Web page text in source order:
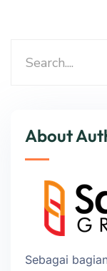
About
Sebagai